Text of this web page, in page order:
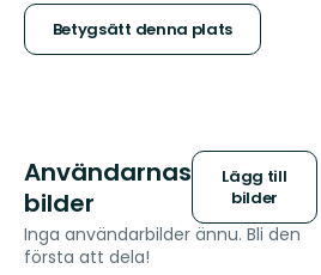
stjärnor
Betygsätt denna plats
Användarnas
bilder
Lägg till
bilder
Inga användarbilder ännu. Bli den
första att dela!